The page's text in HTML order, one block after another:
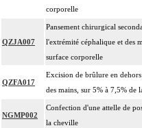
corporelle
QZJA007
Pansement chirurgical
l'extrémité céphalique et des
surface corporelle
QZFA017
Excision de brûlure en
des mains, sur 5% à 7,5% de
NGMP002
Confection d'une attelle de
la cheville